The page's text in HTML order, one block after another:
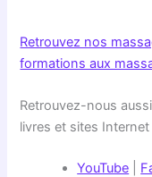
Retrouvez nos
formations aux
Retrouvez-nous
livres et sites
YouTube